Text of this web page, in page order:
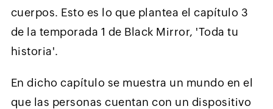
cuerpos. Esto es lo que plantea el capítulo 3
de la temporada 1 de Black Mirror, 'Toda tu
historia'.
En dicho capítulo se muestra un mundo en el
que las personas cuentan con un dispositivo